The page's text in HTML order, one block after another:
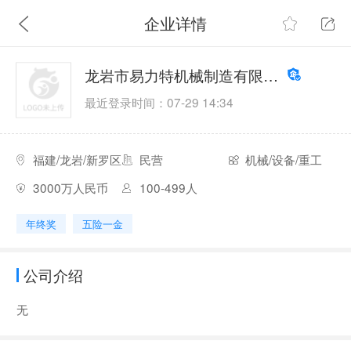
企业详情
龙岩市易力特机械制造有限公司
最近登录时间：07-29 14:34
福建/龙岩/新罗区 民营
机械/设备/重工
3000万人民币
100-499人
年终奖 五险一金
公司介绍
无